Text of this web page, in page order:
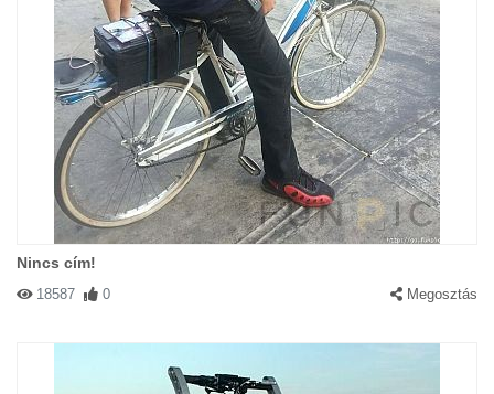
Nincs cím!
18587 0 Megosztás